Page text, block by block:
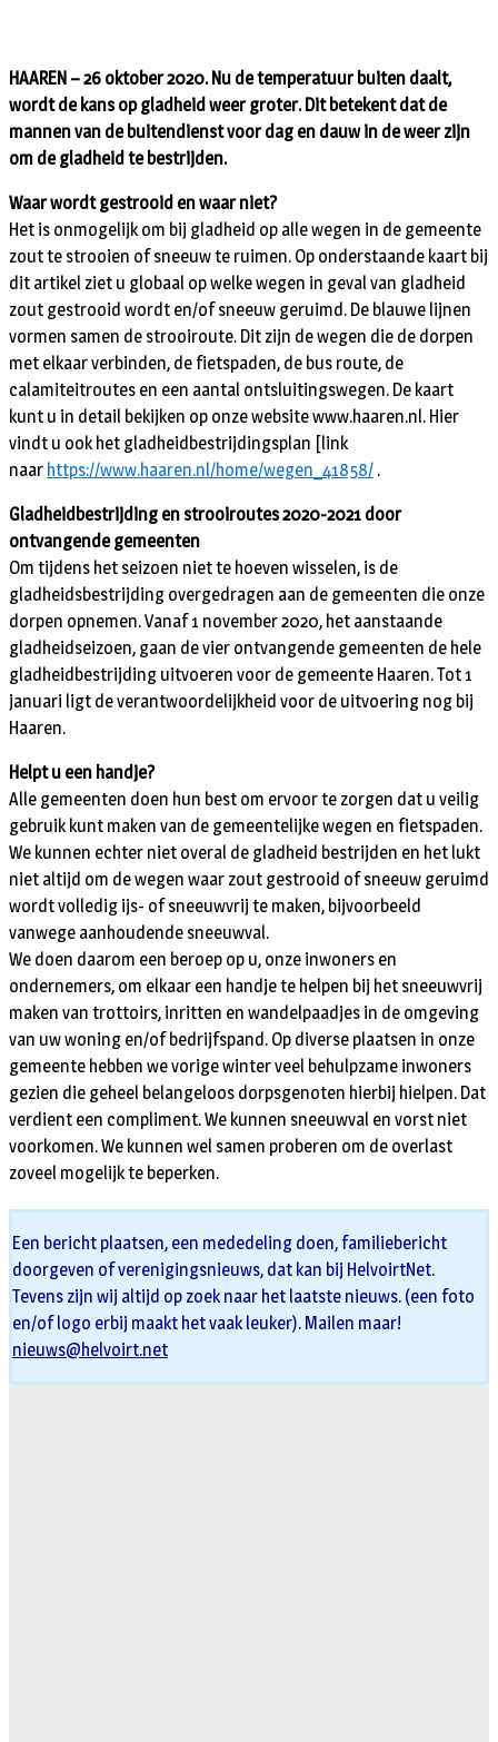
HAAREN – 26 oktober 2020. Nu de temperatuur buiten daalt,
wordt de kans op gladheid weer groter. Dit betekent dat de
mannen van de buitendienst voor dag en dauw in de weer zijn
om de gladheid te bestrijden.
Waar wordt gestrooid en waar niet?
Het is onmogelijk om bij gladheid op alle wegen in de gemeente
zout te strooien of sneeuw te ruimen. Op onderstaande kaart bij
dit artikel ziet u globaal op welke wegen in geval van gladheid
zout gestrooid wordt en/of sneeuw geruimd. De blauwe lijnen
vormen samen de strooiroute. Dit zijn de wegen die de dorpen
met elkaar verbinden, de fietspaden, de bus route, de
calamiteitroutes en een aantal ontsluitingswegen. De kaart
kunt u in detail bekijken op onze website www.haaren.nl. Hier
vindt u ook het gladheidbestrijdingsplan [link
naar https://www.haaren.nl/home/wegen_41858/ .
Gladheidbestrijding en strooiroutes 2020-2021 door
ontvangende gemeenten
Om tijdens het seizoen niet te hoeven wisselen, is de
gladheidsbestrijding overgedragen aan de gemeenten die onze
dorpen opnemen. Vanaf 1 november 2020, het aanstaande
gladheidseizoen, gaan de vier ontvangende gemeenten de hele
gladheidbestrijding uitvoeren voor de gemeente Haaren. Tot 1
januari ligt de verantwoordelijkheid voor de uitvoering nog bij
Haaren.
Helpt u een handje?
Alle gemeenten doen hun best om ervoor te zorgen dat u veilig
gebruik kunt maken van de gemeentelijke wegen en fietspaden.
We kunnen echter niet overal de gladheid bestrijden en het lukt
niet altijd om de wegen waar zout gestrooid of sneeuw geruimd
wordt volledig ijs- of sneeuwvrij te maken, bijvoorbeeld
vanwege aanhoudende sneeuwval.
We doen daarom een beroep op u, onze inwoners en
ondernemers, om elkaar een handje te helpen bij het sneeuwvrij
maken van trottoirs, inritten en wandelpaadjes in de omgeving
van uw woning en/of bedrijfspand. Op diverse plaatsen in onze
gemeente hebben we vorige winter veel behulpzame inwoners
gezien die geheel belangeloos dorpsgenoten hierbij hielpen. Dat
verdient een compliment. We kunnen sneeuwval en vorst niet
voorkomen. We kunnen wel samen proberen om de overlast
zoveel mogelijk te beperken.
Een bericht plaatsen, een mededeling doen, familiebericht
doorgeven of verenigingsnieuws, dat kan bij HelvoirtNet.
Tevens zijn wij altijd op zoek naar het laatste nieuws. (een foto
en/of logo erbij maakt het vaak leuker). Mailen maar!
nieuws@helvoirt.net